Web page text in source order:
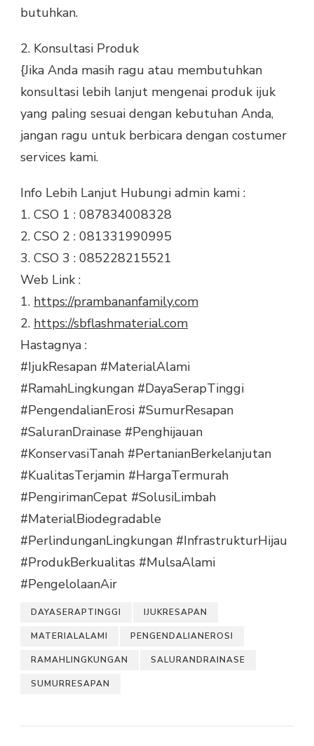
butuhkan.
2. Konsultasi Produk
{Jika Anda masih ragu atau membutuhkan
konsultasi lebih lanjut mengenai produk ijuk
yang paling sesuai dengan kebutuhan Anda,
jangan ragu untuk berbicara dengan costumer
services kami.
Info Lebih Lanjut Hubungi admin kami :
1. CSO 1 : 087834008328
2. CSO 2 : 081331990995
3. CSO 3 : 085228215521
Web Link :
1. https://prambananfamily.com
2. https://sbflashmaterial.com
Hastagnya :
#IjukResapan #MaterialAlami
#RamahLingkungan #DayaSerapTinggi
#PengendalianErosi #SumurResapan
#SaluranDrainase #Penghijauan
#KonservasiTanah #PertanianBerkelanjutan
#KualitasTerjamin #HargaTermurah
#PengirimanCepat #SolusiLimbah
#MaterialBiodegradable
#PerlindunganLingkungan #InfrastrukturHijau
#ProdukBerkualitas #MulsaAlami
#PengelolaanAir
DAYASERAPTINGGI IJUKRESAPAN
MATERIALALAMI PENGENDALIANEROSI
RAMAHLINGKUNGAN SALURANDRAINASE
SUMURRESAPAN